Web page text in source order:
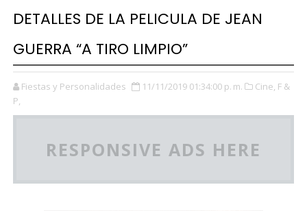
DETALLES DE LA PELICULA DE JEAN
GUERRA “A TIRO LIMPIO”
Fiestas y Personalidades 11/11/2019 01:34:00 p. m. Cine, F &
P,
RESPONSIVE ADS HERE